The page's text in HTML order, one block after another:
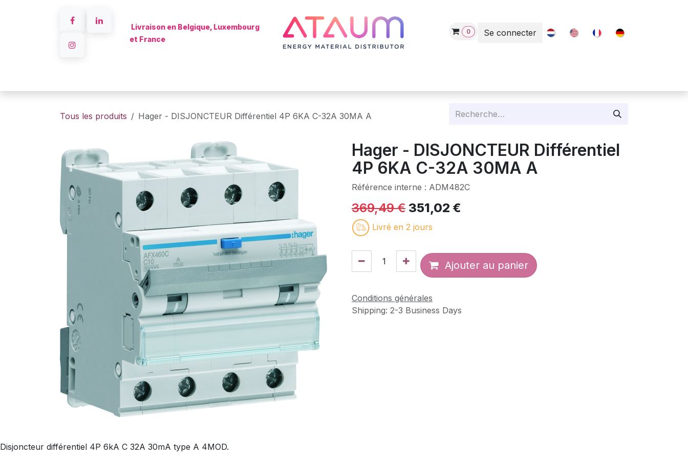
Livraison en Belgique, Luxembourg
et France
0 Se connecter
Tous les produits Hager - DISJONCTEUR Différentiel 4P 6KA C-32A 30MA A
Hager - DISJONCTEUR Différentiel
4P 6KA C-32A 30MA A
Référence interne : ADM482C
369,49€ 351,02 €
Livré en 2 jours
Ajouter au panier
Conditions générales
Shipping: 2-3 Business Days
Disjoncteur différentiel 4P 6kA C 32A 30mA type A 4MOD.